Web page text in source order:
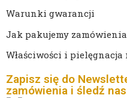
Warunki gwarancji
Jak pakujemy
Właściwości i pielęgnacja
Zapisz się do
zamówienia i śledź